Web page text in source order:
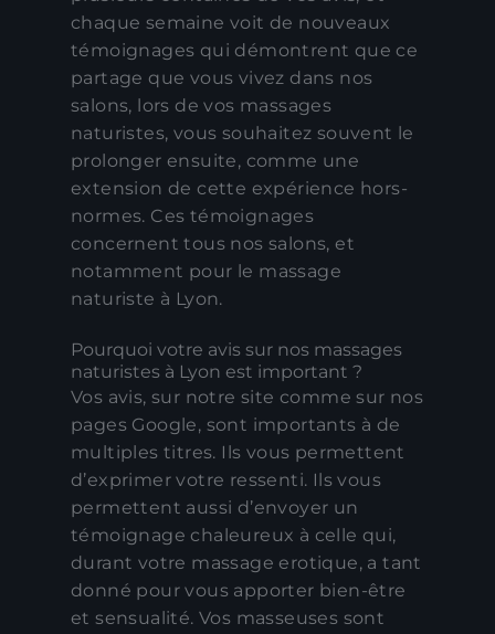
chaque semaine voit de nouveaux
témoignages qui démontrent que ce
partage que vous vivez dans nos
salons, lors de vos massages
naturistes, vous souhaitez souvent le
prolonger ensuite, comme une
extension de cette expérience hors-
normes. Ces témoignages
concernent tous nos salons, et
notamment pour le massage
naturiste à Lyon.
Pourquoi votre avis sur nos massages
naturistes à Lyon est important ?
Vos avis, sur notre site comme sur nos
pages Google, sont importants à de
multiples titres. Ils vous permettent
d’exprimer votre ressenti. Ils vous
permettent aussi d’envoyer un
témoignage chaleureux à celle qui,
durant votre massage erotique, a tant
donné pour vous apporter bien-être
et sensualité. Vos masseuses sont